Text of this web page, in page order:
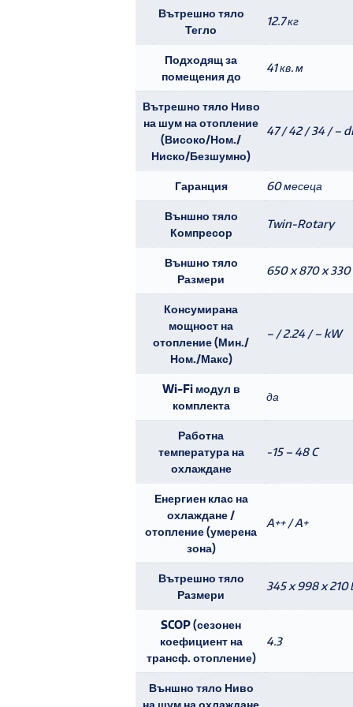
Вътрешно тяло
Тегло
12.7 кг
Подходящ за
помещения до
41 кв. м
Вътрешно тяло Ниво
на шум на отопление
(Високо/Ном./
Ниско/Безшумно)
47 / 42 / 34 / –
Гаранция 60 месеца
Външно тяло
Компресор
Twin-Rotary
Външно тяло
Размери
650 x 870 x
Консумирана
мощност на
отопление (Мин./
Ном./Макс)
– / 2.24 / – kW
Wi-Fi модул в
комплекта
да
Работна
температура на
охлаждане
-15 – 48 C
Енергиен клас на
охлаждане /
отопление (умерена
зона)
A++ / A+
Вътрешно тяло
Размери
345 x 998 x
SCOP (сезонен
коефициент на
трансф. отопление)
4.3
Външно тяло Ниво